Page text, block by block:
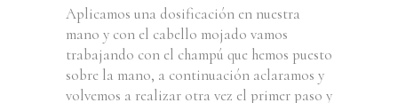
Aplicamos una dosificación en nuestra
mano y con el cabello mojado vamos
trabajando con el champú que hemos puesto
sobre la mano, a continuación aclaramos y
volvemos a realizar otra vez el primer paso y